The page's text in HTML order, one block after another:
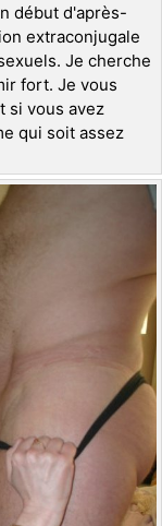
début d'après-
extraconjugale
Je cherche
fort. Je vous
si vous avez
qui soit assez